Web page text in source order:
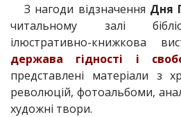
З нагоди відзначення Дня
читальному залі
ілюстративно-книжкова
держава гідності і
представлені матеріали з
революцій, фотоальбоми,
художні твори.